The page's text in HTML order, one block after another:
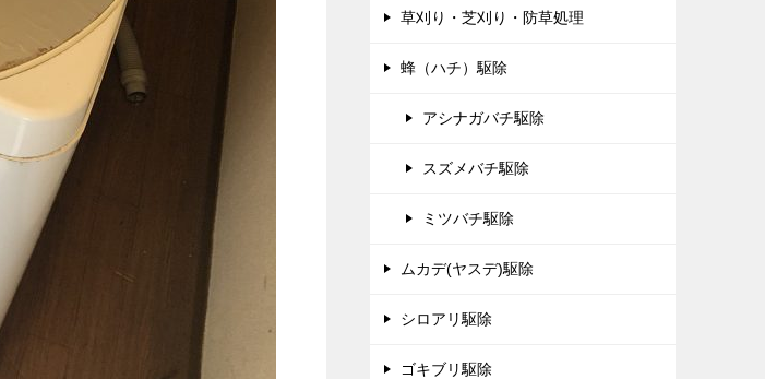
草刈り・芝刈り・防草処理
蜂（ハチ）駆除
アシナガバチ駆除
スズメバチ駆除
ミツバチ駆除
ムカデ(ヤスデ)駆除
シロアリ駆除
ゴキブリ駆除